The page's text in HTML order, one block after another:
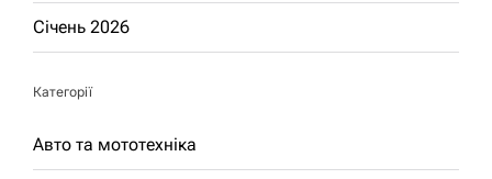
Січень 2026
Категорії
Авто та мототехніка